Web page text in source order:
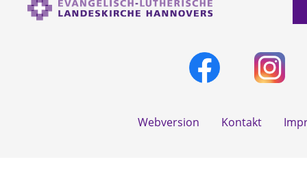
Webversion Kontakt